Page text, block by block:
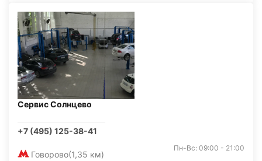
Сервис Солнцево
+7 (495) 125-38-41
Говорово(1,35 км)
Пн-Вс: 09:00 - 21:00